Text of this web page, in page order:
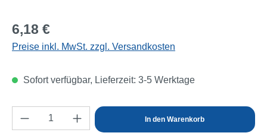
Regulärer Preis:
6,18 €
Preise inkl. MwSt. zzgl. Versandkosten
Sofort verfügbar, Lieferzeit: 3-5 Werktage
Produkt Anzahl: Gib den gewünschten
In den Warenkorb